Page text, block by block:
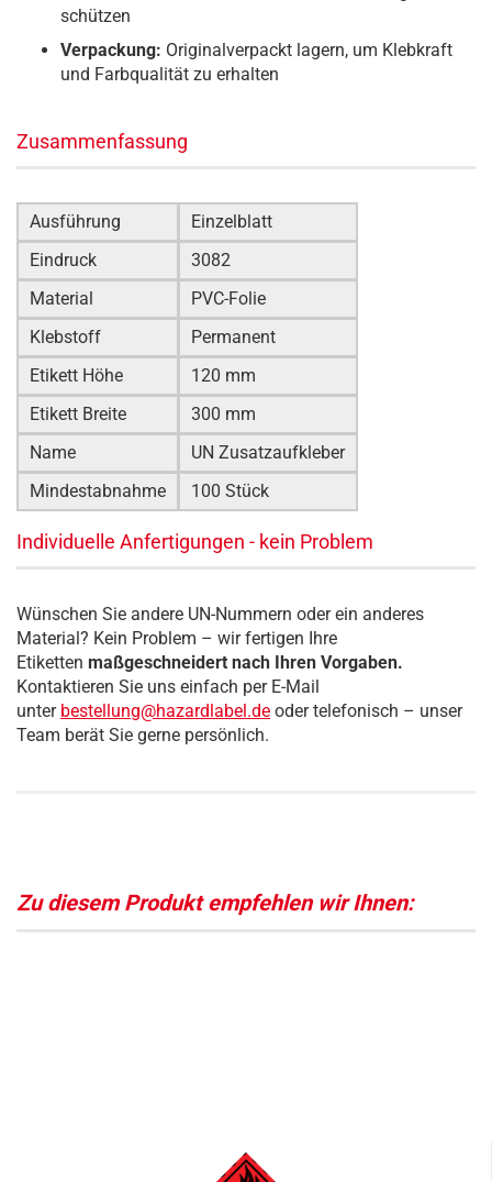
schützen
Verpackung: Originalverpackt lagern, um Klebkraft
und Farbqualität zu erhalten
Zusammenfassung
Ausführung
Einzelblatt
Eindruck
3082
Material
PVC-Folie
Klebstoff
Permanent
Etikett Höhe
120 mm
Etikett Breite
300 mm
Name
UN Zusatzaufkleber
Mindestabnahme
100 Stück
Individuelle Anfertigungen - kein Problem
Wünschen Sie andere UN-Nummern oder ein anderes
Material? Kein Problem – wir fertigen Ihre
Etiketten maßgeschneidert nach Ihren Vorgaben.
Kontaktieren Sie uns einfach per E-Mail
unter bestellung@hazardlabel.de oder telefonisch – unser
Team berät Sie gerne persönlich.
Zu diesem Produkt empfehlen wir Ihnen: